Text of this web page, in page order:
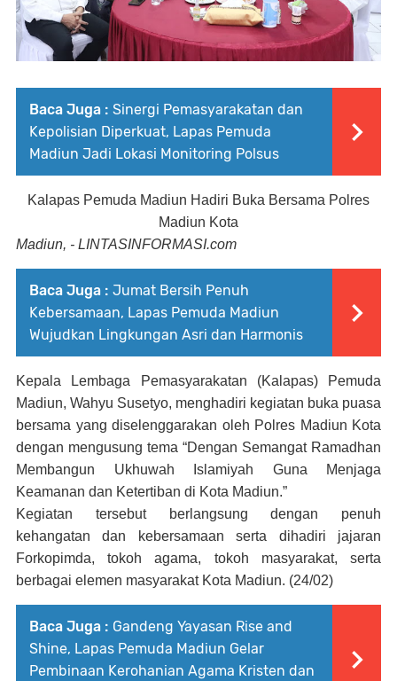
Baca Juga : Sinergi Pemasyarakatan dan
Kepolisian Diperkuat, Lapas Pemuda
Madiun Jadi Lokasi Monitoring Polsus
Kalapas Pemuda Madiun Hadiri Buka Bersama Polres
Madiun Kota
Madiun, - LINTASINFORMASI.com
Baca Juga : Jumat Bersih Penuh
Kebersamaan, Lapas Pemuda Madiun
Wujudkan Lingkungan Asri dan Harmonis
Kepala Lembaga Pemasyarakatan (Kalapas) Pemuda
Madiun, Wahyu Susetyo, menghadiri kegiatan buka puasa
bersama yang diselenggarakan oleh Polres Madiun Kota
dengan mengusung tema “Dengan Semangat Ramadhan
Membangun Ukhuwah Islamiyah Guna Menjaga
Keamanan dan Ketertiban di Kota Madiun.”
Kegiatan tersebut berlangsung dengan penuh
kehangatan dan kebersamaan serta dihadiri jajaran
Forkopimda, tokoh agama, tokoh masyarakat, serta
berbagai elemen masyarakat Kota Madiun. (24/02)
Baca Juga : Gandeng Yayasan Rise and
Shine, Lapas Pemuda Madiun Gelar
Pembinaan Kerohanian Agama Kristen dan